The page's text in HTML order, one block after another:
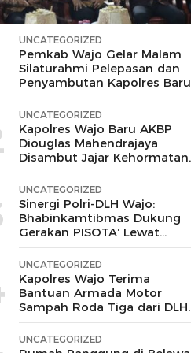
UNCATEGORIZED
Pemkab Wajo Gelar Malam
Silaturahmi Pelepasan dan
Penyambutan Kapolres Baru
UNCATEGORIZED
Kapolres Wajo Baru AKBP
Diouglas Mahendrajaya
Disambut Jajar Kehormatan
dan Tari Padduppa
UNCATEGORIZED
Sinergi Polri-DLH Wajo:
Bhabinkamtibmas Dukung
Gerakan PISOTA’ Lewat
Motor Sampah
UNCATEGORIZED
Kapolres Wajo Terima
Bantuan Armada Motor
Sampah Roda Tiga dari DLH
untuk Dukung Gerakan
Peduli Lingkungan
UNCATEGORIZED